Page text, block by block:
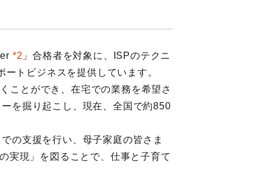
*2 」合格者を対象に、ISPのテクニ
トビジネスを提供しています。
とができ、在宅での業務を希望さ
を掘り起こし、現在、全国で約850
の支援を行い、母子家庭の皆さま
実現」を図ることで、仕事と子育て